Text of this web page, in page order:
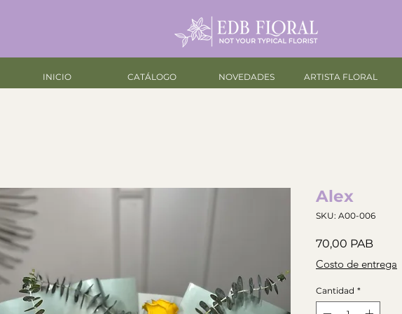
INICIO CATÁLOGO NOVEDADES ARTISTA FLORAL
Alex
SKU: A00-006
70,00 PABPrecio
Costo de entrega
Cantidad *